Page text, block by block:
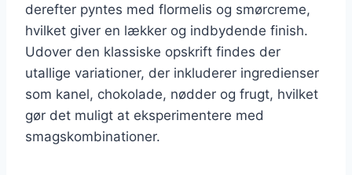
derefter pyntes med flormelis og smørcreme,
hvilket giver en lækker og indbydende finish.
Udover den klassiske opskrift findes der
utallige variationer, der inkluderer ingredienser
som kanel, chokolade, nødder og frugt, hvilket
gør det muligt at eksperimentere med
smagskombinationer.